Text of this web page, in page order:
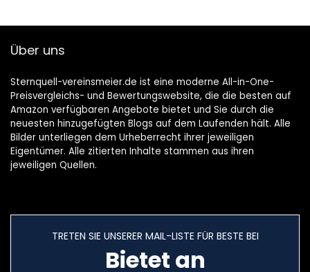
Über uns
Sternquell-vereinsmeier.de ist eine moderne All-in-One-
Preisvergleichs- und Bewertungswebsite, die die besten auf
Amazon verfügbaren Angebote bietet und Sie durch die
neuesten hinzugefügten Blogs auf dem Laufenden hält. Alle
Bilder unterliegen dem Urheberrecht ihrer jeweiligen
Eigentümer. Alle zitierten Inhalte stammen aus ihren
jeweiligen Quellen.
TRETEN SIE UNSERER MAIL-LISTE FÜR BESTE BEI
Bietet an